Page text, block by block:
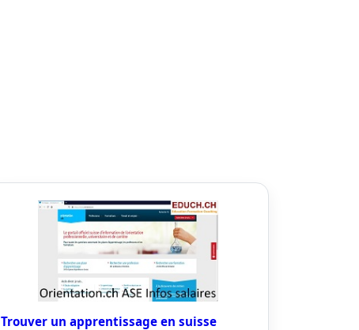
Trouver un apprentissage en suisse